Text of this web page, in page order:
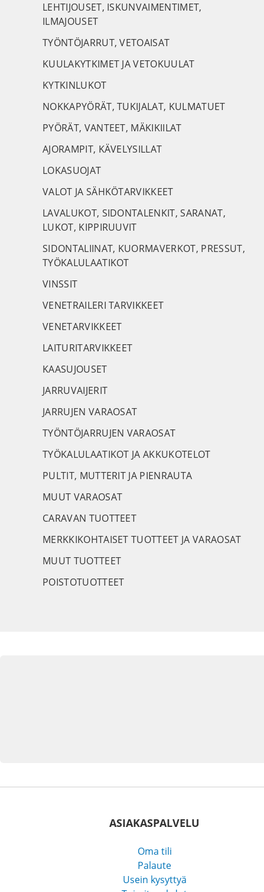
LEHTIJOUSET, ISKUNVAIMENTIMET,
ILMAJOUSET
TYÖNTÖJARRUT, VETOAISAT
KUULAKYTKIMET JA VETOKUULAT
KYTKINLUKOT
NOKKAPYÖRÄT, TUKIJALAT, KULMATUET
PYÖRÄT, VANTEET, MÄKIKIILAT
AJORAMPIT, KÄVELYSILLAT
LOKASUOJAT
VALOT JA SÄHKÖTARVIKKEET
LAVALUKOT, SIDONTALENKIT, SARANAT,
LUKOT, KIPPIRUUVIT
SIDONTALIINAT, KUORMAVERKOT, PRESSUT,
TYÖKALULAATIKOT
VINSSIT
VENETRAILERI TARVIKKEET
VENETARVIKKEET
LAITURITARVIKKEET
KAASUJOUSET
JARRUVAIJERIT
JARRUJEN VARAOSAT
TYÖNTÖJARRUJEN VARAOSAT
TYÖKALULAATIKOT JA AKKUKOTELOT
PULTIT, MUTTERIT JA PIENRAUTA
MUUT VARAOSAT
CARAVAN TUOTTEET
MERKKIKOHTAISET TUOTTEET JA VARAOSAT
MUUT TUOTTEET
POISTOTUOTTEET
ASIAKASPALVELU
Oma tili
Palaute
Usein kysyttyä